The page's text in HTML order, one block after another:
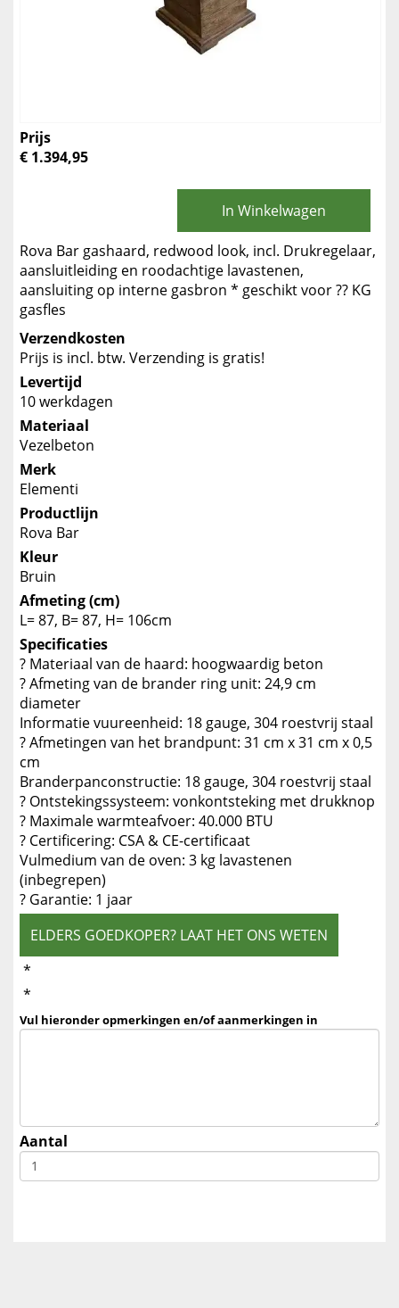
Prijs
€ 1.394,95
In Winkelwagen
Rova Bar gashaard, redwood look, incl. Drukregelaar,
aansluitleiding en roodachtige lavastenen,
aansluiting op interne gasbron * geschikt voor ?? KG
gasfles
Verzendkosten
Prijs is incl. btw. Verzending is gratis!
Levertijd
10 werkdagen
Materiaal
Vezelbeton
Merk
Elementi
Productlijn
Rova Bar
Kleur
Bruin
Afmeting (cm)
L= 87, B= 87, H= 106cm
Specificaties
? Materiaal van de haard: hoogwaardig beton
? Afmeting van de brander ring unit: 24,9 cm
diameter
Informatie vuureenheid: 18 gauge, 304 roestvrij staal
? Afmetingen van het brandpunt: 31 cm x 31 cm x 0,5
cm
Branderpanconstructie: 18 gauge, 304 roestvrij staal
? Ontstekingssysteem: vonkontsteking met drukknop
? Maximale warmteafvoer: 40.000 BTU
? Certificering: CSA & CE-certificaat
Vulmedium van de oven: 3 kg lavastenen
(inbegrepen)
? Garantie: 1 jaar
ELDERS GOEDKOPER? LAAT HET ONS WETEN
*
*
Vul hieronder opmerkingen en/of aanmerkingen in
Aantal